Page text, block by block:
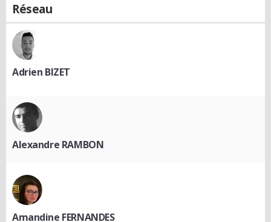
Réseau
Adrien BIZET
Alexandre RAMBON
Amandine FERNANDES